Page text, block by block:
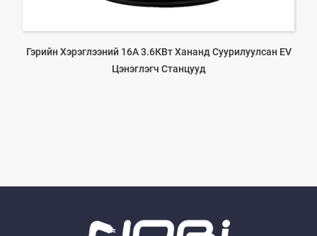
Гэрийн Хэрэглээний 16А 3.6КВт Хананд Суурилуулсан EV
Цэнэглэгч Станцууд